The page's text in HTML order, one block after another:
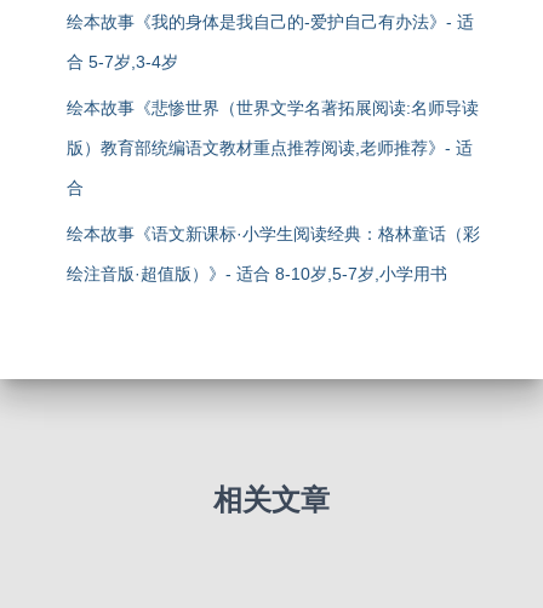
绘本故事《我的身体是我自己的-爱护自己有办法》- 适
合 5-7岁,3-4岁
绘本故事《悲惨世界（世界文学名著拓展阅读:名师导读
版）教育部统编语文教材重点推荐阅读,老师推荐》- 适
合
绘本故事《语文新课标·小学生阅读经典：格林童话（彩
绘注音版·超值版）》- 适合 8-10岁,5-7岁,小学用书
相关文章